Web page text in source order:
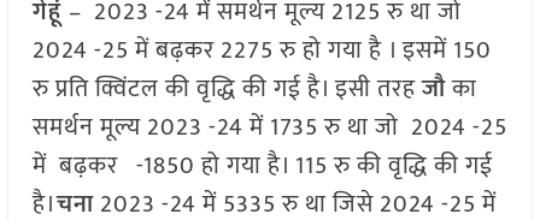
गेहूं – 2023 -24 में समर्थन मूल्य 2125 रु था जो
2024 -25 में बढ़कर 2275 रु हो गया है । इसमें 150
रु प्रति क्विंटल की वृद्धि की गई है। इसी तरहजौका
समर्थन मूल्य 2023 -24 में 1735 रु था जो 2024 -25
में बढ़कर -1850 हो गया है। 115 रु की वृद्धि की गई
है।चना2023 -24 में 5335 रु था जिसे 2024 -25 में